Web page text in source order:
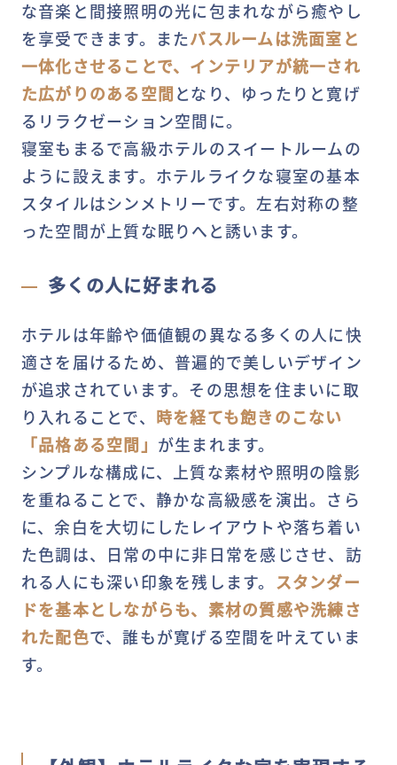
な音楽と間接照明の光に包まれながら癒やし
を享受できます。またバスルームは洗面室と
一体化させることで、インテリアが統一され
た広がりのある空間となり、ゆったりと寛げ
るリラクゼーション空間に。
寝室もまるで高級ホテルのスイートルームの
ように設えます。ホテルライクな寝室の基本
スタイルはシンメトリーです。左右対称の整
った空間が上質な眠りへと誘います。
多くの人に好まれる
ホテルは年齢や価値観の異なる多くの人に快
適さを届けるため、普遍的で美しいデザイン
が追求されています。その思想を住まいに取
り入れることで、 時を経ても飽きのこない
「品格ある空間」 が生まれます。
シンプルな構成に、上質な素材や照明の陰影
を重ねることで、静かな高級感を演出。さら
に、余白を大切にしたレイアウトや落ち着い
た色調は、日常の中に非日常を感じさせ、訪
れる人にも深い印象を残します。 スタンダー
ドを基本としながらも、素材の質感や洗練さ
れた配色で、誰もが寛げる空間を叶えていま
す。